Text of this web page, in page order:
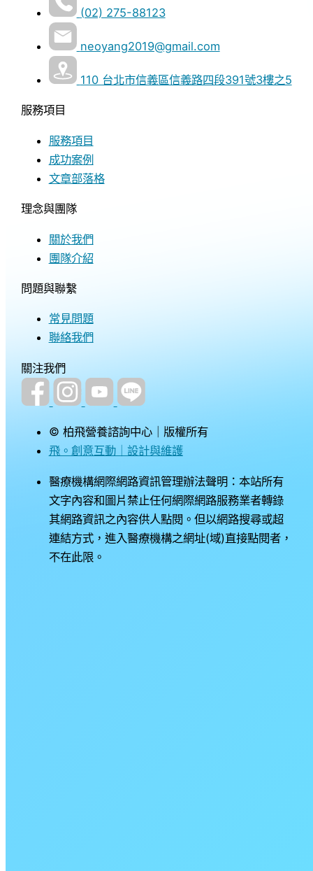
(02) 275-88123
neoyang2019@gmail.com
110 台北市信義區信義路四段391號3樓之5
服務項目
服務項目
成功案例
文章部落格
理念與團隊
關於我們
團隊介紹
問題與聯繫
常見問題
聯絡我們
關注我們
© 柏飛營養諮詢中心｜版權所有
飛。創意互動｜設計與維護
醫療機構網際網路資訊管理辦法聲明：本站所有
文字內容和圖片禁止任何網際網路服務業者轉錄
其網路資訊之內容供人點閱。但以網路搜尋或超
連結方式，進入醫療機構之網址(域)直接點閱者，
不在此限。